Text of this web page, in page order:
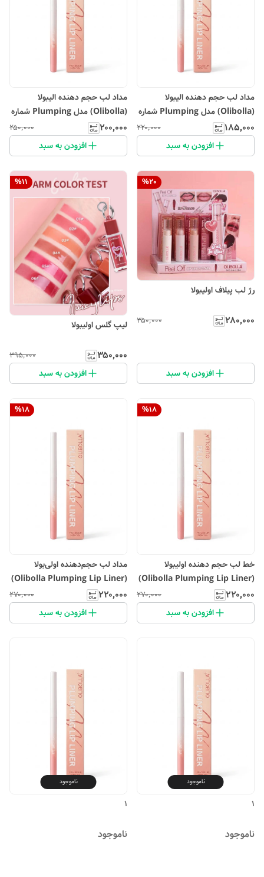
مداد لب حجم دهنده الیبولا
(Olibolla) مدل Plumping شماره
04 - رنگ Cocoa Crush
۱۸۵٬۰۰۰ ۲۲۰٬۰۰۰
افزودن به سبد
مداد لب حجم دهنده الیبولا
(Olibolla) مدل Plumping شماره
03 - رنگ Pach Plese
۲۰۰٬۰۰۰ ۲۵۰٬۰۰۰
افزودن به سبد
%20
رژ لب پیلاف اولیبولا
۲۸۰٬۰۰۰ ۳۵۰٬۰۰۰
افزودن به سبد
%11
لیپ گلس اولیبولا
۳۵۰٬۰۰۰ ۳۹۵٬۰۰۰
افزودن به سبد
%18
خط لب حجم دهنده اولیبولا
(Olibolla Plumping Lip Liner)
- شماره 01 رنگ Pink Slip
۲۲۰٬۰۰۰ ۲۷۰٬۰۰۰
افزودن به سبد
%18
مداد لب حجم‌دهنده اولی‌بولا
(Olibolla Plumping Lip Liner)
- شماره 02 (رنگ Barely There)
۲۲۰٬۰۰۰ ۲۷۰٬۰۰۰
افزودن به سبد
ناموجود
1
ناموجود
ناموجود
۱
ناموجود